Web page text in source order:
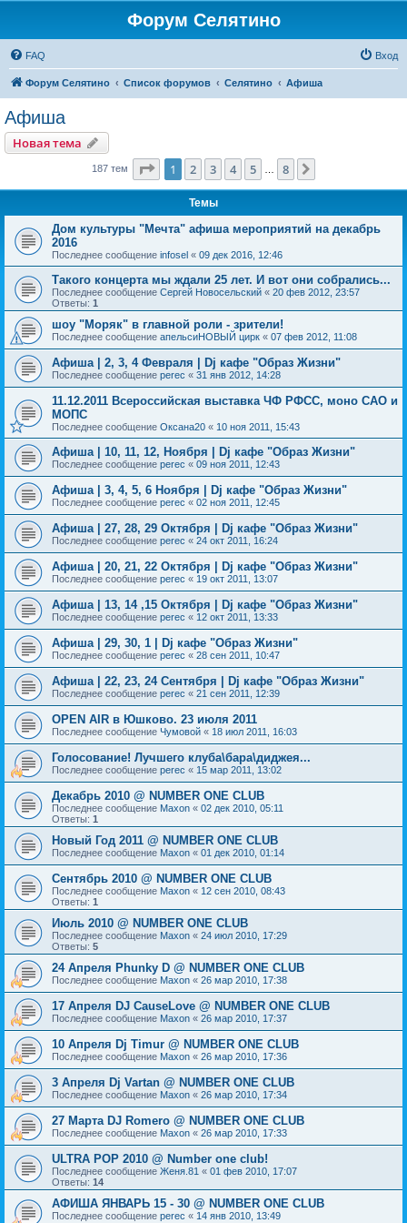
Форум Селятино
FAQ Вход
Форум Селятино Список форумов Селятино Афиша
Афиша
Новая тема
187 тем Страница из
1 2 3 4 5 8
Темы
Дом культуры "Мечта" афиша мероприятий на декабрь
2016
Последнее сообщение infosel « 09 дек 2016, 12:46
Такого концерта мы ждали 25 лет. И вот они собрались...
Последнее сообщение Сергей Новосельский « 20 фев 2012, 23:57
Ответы: 1
шоу "Моряк" в главной роли - зрители!
Последнее сообщение апельсиНОВЫЙ цирк « 07 фев 2012, 11:08
Афиша | 2, 3, 4 Февраля | Dj кафе "Образ Жизни"
Последнее сообщение perec « 31 янв 2012, 14:28
11.12.2011 Всероссийская выставка ЧФ РФСС, моно САО и
МОПС
Последнее сообщение Оксана20 « 10 ноя 2011, 15:43
Афиша | 10, 11, 12, Ноября | Dj кафе "Образ Жизни"
Последнее сообщение perec « 09 ноя 2011, 12:43
Афиша | 3, 4, 5, 6 Ноября | Dj кафе "Образ Жизни"
Последнее сообщение perec « 02 ноя 2011, 12:45
Афиша | 27, 28, 29 Октября | Dj кафе "Образ Жизни"
Последнее сообщение perec « 24 окт 2011, 16:24
Афиша | 20, 21, 22 Октября | Dj кафе "Образ Жизни"
Последнее сообщение perec « 19 окт 2011, 13:07
Афиша | 13, 14 ,15 Октября | Dj кафе "Образ Жизни"
Последнее сообщение perec « 12 окт 2011, 13:33
Афиша | 29, 30, 1 | Dj кафе "Образ Жизни"
Последнее сообщение perec « 28 сен 2011, 10:47
Афиша | 22, 23, 24 Сентября | Dj кафе "Образ Жизни"
Последнее сообщение perec « 21 сен 2011, 12:39
OPEN AIR в Юшково. 23 июля 2011
Последнее сообщение Чумовой « 18 июл 2011, 16:03
Голосование! Лучшего клуба\бара\диджея...
Последнее сообщение perec « 15 мар 2011, 13:02
Декабрь 2010 @ NUMBER ONE CLUB
Последнее сообщение Maxon « 02 дек 2010, 05:11
Ответы: 1
Новый Год 2011 @ NUMBER ONE CLUB
Последнее сообщение Maxon « 01 дек 2010, 01:14
Сентябрь 2010 @ NUMBER ONE CLUB
Последнее сообщение Maxon « 12 сен 2010, 08:43
Ответы: 1
Июль 2010 @ NUMBER ONE CLUB
Последнее сообщение Maxon « 24 июл 2010, 17:29
Ответы: 5
24 Апреля Phunky D @ NUMBER ONE CLUB
Последнее сообщение Maxon « 26 мар 2010, 17:38
17 Апреля DJ CauseLove @ NUMBER ONE CLUB
Последнее сообщение Maxon « 26 мар 2010, 17:37
10 Апреля Dj Timur @ NUMBER ONE CLUB
Последнее сообщение Maxon « 26 мар 2010, 17:36
3 Апреля Dj Vartan @ NUMBER ONE CLUB
Последнее сообщение Maxon « 26 мар 2010, 17:34
27 Марта DJ Romero @ NUMBER ONE CLUB
Последнее сообщение Maxon « 26 мар 2010, 17:33
ULTRA POP 2010 @ Number one club!
Последнее сообщение Женя.81 « 01 фев 2010, 17:07
Ответы: 14
АФИША ЯНВАРЬ 15 - 30 @ NUMBER ONE CLUB
Последнее сообщение perec « 14 янв 2010, 13:49